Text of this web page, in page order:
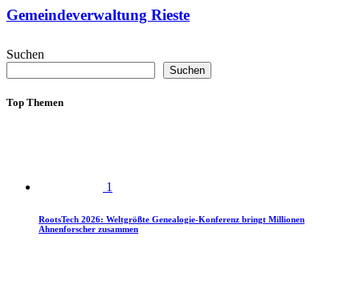
Gemeindeverwaltung Rieste
Suchen
Suchen
Top Themen
1
RootsTech 2026: Weltgrößte Genealogie-Konferenz bringt Millionen
Ahnenforscher zusammen